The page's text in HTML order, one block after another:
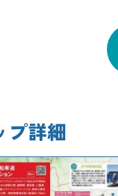
プ詳細